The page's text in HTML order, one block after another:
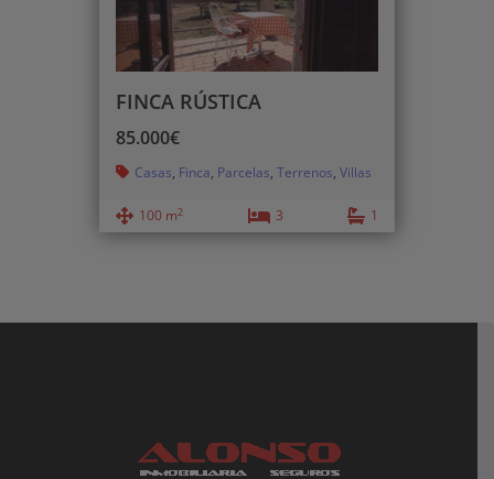
FINCA RÚSTICA
85.000€
Casas, Finca, Parcelas, Terrenos, Villas
100 m2 3 1